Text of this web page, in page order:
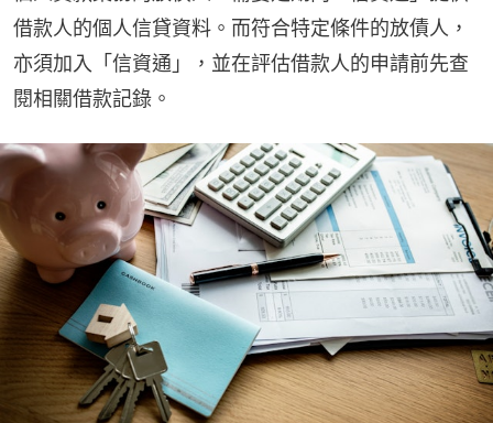
借款人的個人信貸資料。而符合特定條件的放債人，
亦須加入「信資通」，並在評估借款人的申請前先查
閱相關借款記錄。